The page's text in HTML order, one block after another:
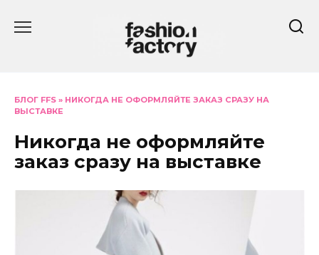
БЛОГ FFS » НИКОГДА НЕ ОФОРМЛЯЙТЕ ЗАКАЗ СРАЗУ НА
ВЫСТАВКЕ
Никогда не оформляйте
заказ сразу на выставке